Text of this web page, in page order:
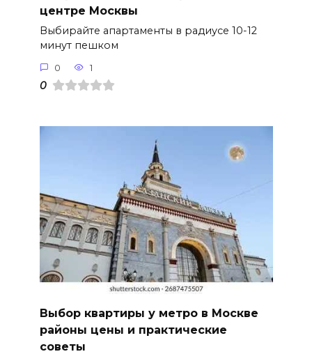
центре Москвы
Выбирайте апартаменты в радиусе 10-12
минут пешком
0 1
0
Выбор квартиры у метро в Москве
районы цены и практические
советы